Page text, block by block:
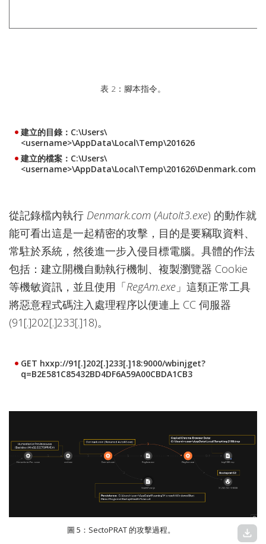
表 2：腳本指令。
建立的目錄：C:\Users\
<username>\AppData\Local\Temp\201626
建立的檔案：C:\Users\
<username>\AppData\Local\Temp\201626\Denmark.com
從記錄檔內執行 Denmark.com (AutoIt3.exe) 的動作就
能可看出這是一起精密的攻擊，目的是要竊取資料、
常駐於系統，然後進一步入侵目標電腦。具體的作法
包括：建立開機自動執行機制、複製瀏覽器 Cookie
等機敏資訊，並且使用「RegAm.exe 」這類正常工具
將惡意程式碼注入處理程序以便連上 CC 伺服器
(91[.]202[.]233[.]18)。
GET hxxp://91[.]202[.]233[.]18:9000/wbinjget?
q=B2E581C85432BD4DF6A59A00CBDA1CB3
圖 5：SectoPRAT 的攻擊過程。 download